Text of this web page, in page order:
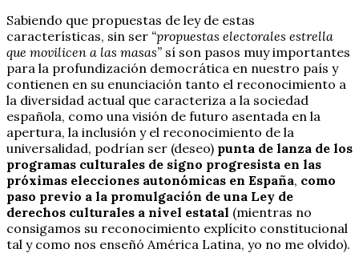
Sabiendo que propuestas de ley de estas
características, sin ser “propuestas electorales estrella
que movilicen a las masas” sí son pasos muy importantes
para la profundización democrática en nuestro país y
contienen en su enunciación tanto el reconocimiento a
la diversidad actual que caracteriza a la sociedad
española, como una visión de futuro asentada en la
apertura, la inclusión y el reconocimiento de la
universalidad, podrían ser (deseo) punta de lanza de los
programas culturales de signo progresista en las
próximas elecciones autonómicas en España, como
paso previo a la promulgación de una Ley de
derechos culturales a nivel estatal (mientras no
consigamos su reconocimiento explícito constitucional
tal y como nos enseñó América Latina, yo no me olvido).